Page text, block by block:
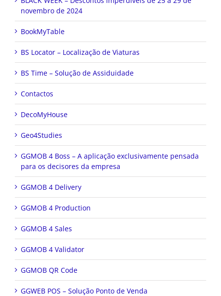
novembro de 2024
BookMyTable
BS Locator – Localização de Viaturas
BS Time – Solução de Assiduidade
Contactos
DecoMyHouse
Geo4Studies
GGMOB 4 Boss – A aplicação exclusivamente pensada
para os decisores da empresa
GGMOB 4 Delivery
GGMOB 4 Production
GGMOB 4 Sales
GGMOB 4 Validator
GGMOB QR Code
GGWEB POS – Solução Ponto de Venda